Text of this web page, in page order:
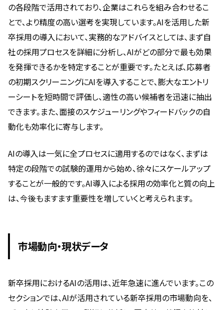
の各段階で活用されており、企業はこれらを組み合わせるこ
とで、より精度の高い選考を実現しています。AIを活用した新
卒採用の導入において、実務的なアドバイスとしては、まず自
社の採用プロセスを詳細に分析し、AIがどの部分で最も効果
を発揮できるかを特定することが重要です。たとえば、応募者
の初期スクリーニングにAIを導入することで、膨大なエントリ
ーシートを短時間で評価し、適性の高い候補者を迅速に抽出
できます。また、面接のスケジューリングやフィードバックの自
動化も効率化に寄与します。
AIの導入は一気に全プロセスに適用するのではなく、まずは
特定の段階での試験的運用から始め、徐々にスケールアップ
することが一般的です。AI導入による採用の効率化と質の向上
は、今後もますます重要性を増していくと考えられます。
市場動向・現状データ
新卒採用におけるAIの活用は、近年急速に進んでいます。この
セクションでは、AIが活用されている新卒採用の市場動向を、